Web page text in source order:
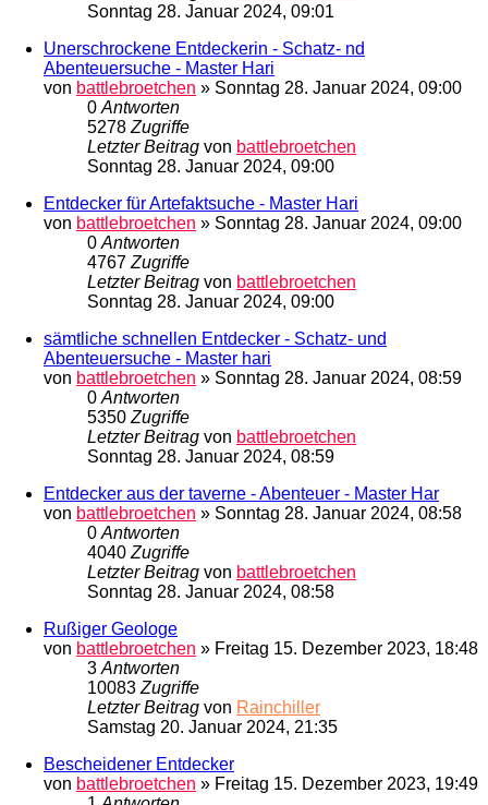
Sonntag 28. Januar 2024, 09:01
Unerschrockene Entdeckerin - Schatz- nd
Abenteuersuche - Master Hari
von battlebroetchen » Sonntag 28. Januar 2024, 09:00
0Antworten
5278Zugriffe
Letzter Beitrag von battlebroetchen
Sonntag 28. Januar 2024, 09:00
Entdecker für Artefaktsuche - Master Hari
von battlebroetchen » Sonntag 28. Januar 2024, 09:00
0Antworten
4767Zugriffe
Letzter Beitrag von battlebroetchen
Sonntag 28. Januar 2024, 09:00
sämtliche schnellen Entdecker - Schatz- und
Abenteuersuche - Master hari
von battlebroetchen » Sonntag 28. Januar 2024, 08:59
0Antworten
5350Zugriffe
Letzter Beitrag von battlebroetchen
Sonntag 28. Januar 2024, 08:59
Entdecker aus der taverne - Abenteuer - Master Har
von battlebroetchen » Sonntag 28. Januar 2024, 08:58
0Antworten
4040Zugriffe
Letzter Beitrag von battlebroetchen
Sonntag 28. Januar 2024, 08:58
Rußiger Geologe
von battlebroetchen » Freitag 15. Dezember 2023, 18:48
3Antworten
10083Zugriffe
Letzter Beitrag von Rainchiller
Samstag 20. Januar 2024, 21:35
Bescheidener Entdecker
von battlebroetchen » Freitag 15. Dezember 2023, 19:49